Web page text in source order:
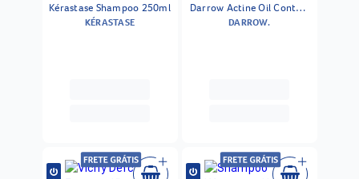
Kérastase Shampoo 250ml
KÉRASTASE
Darrow Actine Oil Control
240g
DARROW.